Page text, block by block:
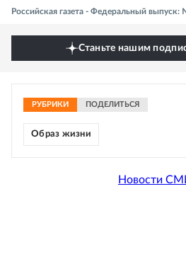
Российская газета - Федеральный
Станьте нашим
РУБРИКИ ПОДЕЛИТЬСЯ
Образ жизни
Новости